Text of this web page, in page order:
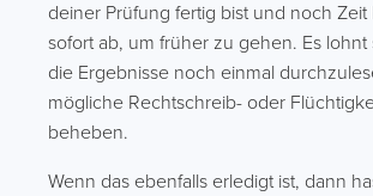
deiner Prüfung fertig bist und noch Zeit
sofort ab, um früher zu gehen. Es lohnt
die Ergebnisse noch einmal
mögliche Rechtschreib- oder
beheben.
Wenn das ebenfalls erledigt ist, dann